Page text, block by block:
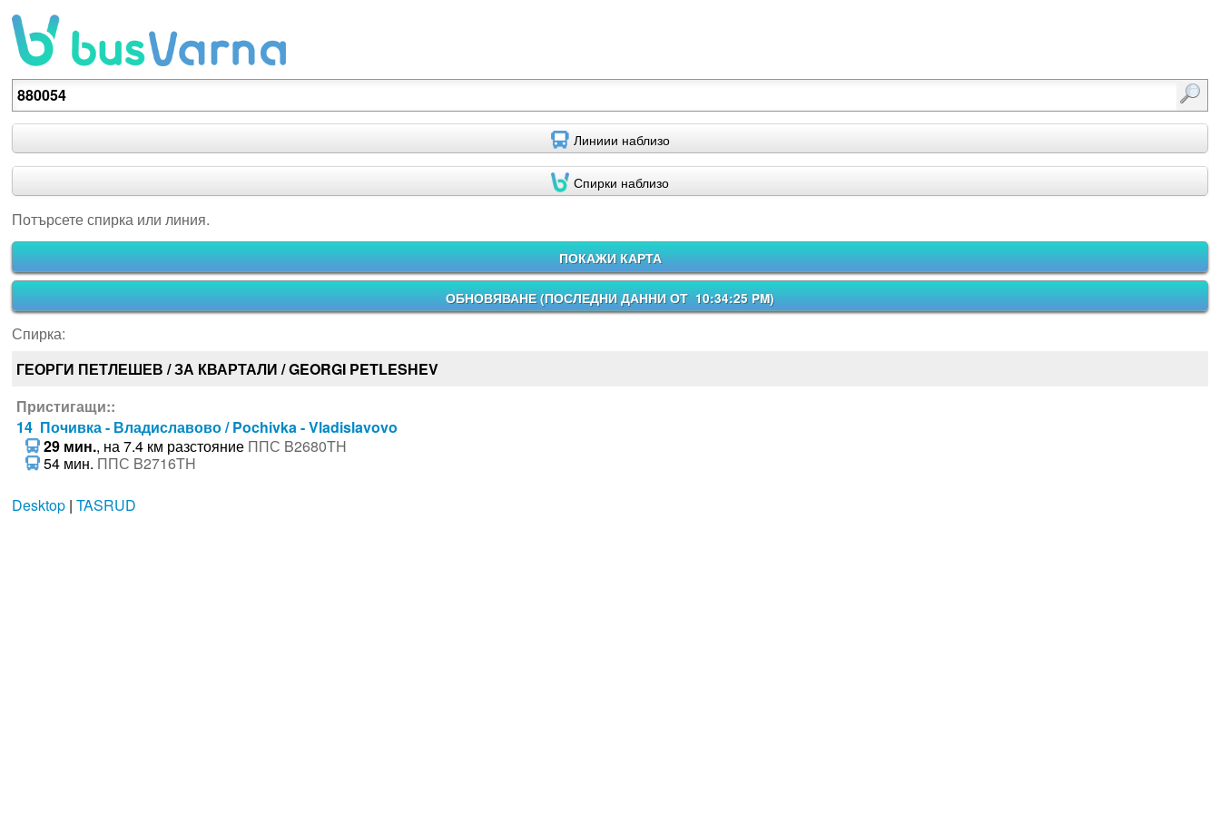
Потърсете спирка или линия.
Линиии наблизо
Спирки наблизо
Потърсете спирка или линия.
ПОКАЖИ КАРТА
ОБНОВЯВАНЕ (ПОСЛЕДНИ ДАННИ ОТ 10:34:25 PM)
Спирка:
ГЕОРГИ ПЕТЛЕШЕВ / ЗА КВАРТАЛИ / GEORGI PETLESHEV
Пристигащи::
14 Почивка - Владиславово / Pochivka - Vladislavovo
29 мин., на 7.4 км разстояние ППС B2680TH
54 мин. ППС B2716TH
Desktop| TASRUD